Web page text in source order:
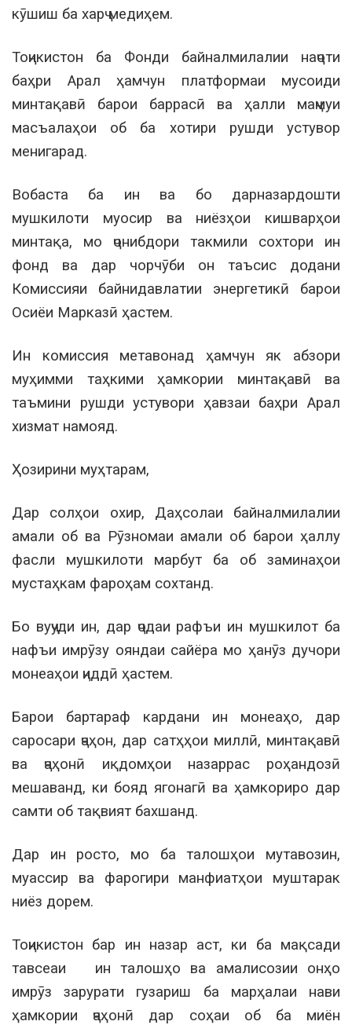
кӯшиш ба харҷ медиҳем.
Тоҷикистон ба Фонди байналмилалии наҷоти
баҳри Арал ҳамчун платформаи мусоиди
минтақавӣ барои баррасӣ ва ҳалли маҷмуи
масъалаҳои об ба хотири рушди устувор
менигарад.
Вобаста ба ин ва бо дарназардошти
мушкилоти муосир ва ниёзҳои кишварҳои
минтақа, мо ҷонибдори такмили сохтори ин
фонд ва дар чорчӯби он таъсис додани
Комиссияи байнидавлатии энергетикӣ барои
Осиёи Марказӣ ҳастем.
Ин комиссия метавонад ҳамчун як абзори
муҳимми таҳкими ҳамкории минтақавӣ ва
таъмини рушди устувори ҳавзаи баҳри Арал
хизмат намояд.
Ҳозирини муҳтарам,
Дар солҳои охир, Даҳсолаи байналмилалии
амали об ва Рӯзномаи амали об барои ҳаллу
фасли мушкилоти марбут ба об заминаҳои
мустаҳкам фароҳам сохтанд.
Бо вуҷуди ин, дар ҷодаи рафъи ин мушкилот ба
нафъи имрӯзу ояндаи сайёра мо ҳанӯз дучори
монеаҳои ҷиддӣ ҳастем.
Барои бартараф кардани ин монеаҳо, дар
саросари ҷаҳон, дар сатҳҳои миллӣ, минтақавӣ
ва ҷаҳонӣ иқдомҳои назаррас роҳандозӣ
мешаванд, ки бояд ягонагӣ ва ҳамкориро дар
самти об тақвият бахшанд.
Дар ин росто, мо ба талошҳои мутавозин,
муассир ва фарогири манфиатҳои муштарак
ниёз дорем.
Тоҷикистон бар ин назар аст, ки ба мақсади
тавсеаи ин талошҳо ва амалисозии онҳо
имрӯз зарурати гузариш ба марҳалаи нави
ҳамкории ҷаҳонӣ дар соҳаи об ба миён